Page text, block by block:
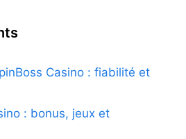
Casino : fiabilité et
: bonus, jeux et